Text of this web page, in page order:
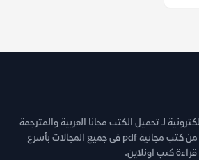
لـ تحميل الكتب مجانا العربية والمترجمة
والروايات والقصص وغيرها من كتب مجانية pdf فى جميع المجالات بأسرع
كتب اونلاين.